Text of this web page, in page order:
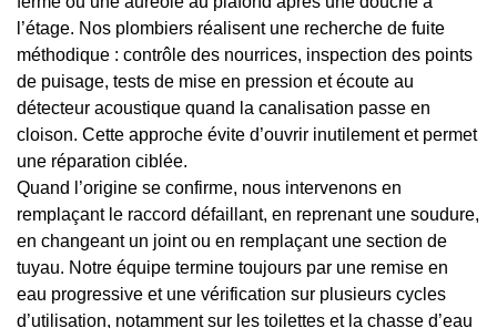
l’étage. Nos plombiers réalisent une recherche de fuite
méthodique : contrôle des nourrices, inspection des points
de puisage, tests de mise en pression et écoute au
détecteur acoustique quand la canalisation passe en
cloison. Cette approche évite d’ouvrir inutilement et permet
une réparation ciblée.
Quand l’origine se confirme, nous intervenons en
remplaçant le raccord défaillant, en reprenant une soudure,
en changeant un joint ou en remplaçant une section de
tuyau. Notre équipe termine toujours par une remise en
eau progressive et une vérification sur plusieurs cycles
d’utilisation, notamment sur les toilettes et la chasse d’eau